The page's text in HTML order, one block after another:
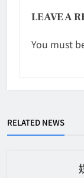
LEAVE A
You must
RELATED NEWS